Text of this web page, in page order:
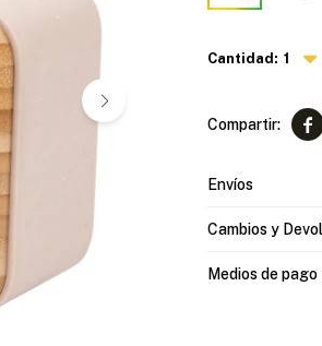
1

Envíos
Cambios y
Medios de pago